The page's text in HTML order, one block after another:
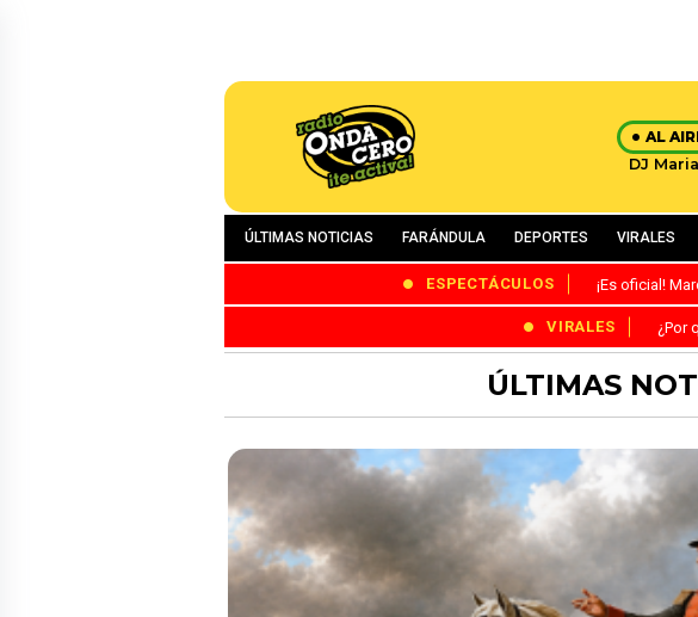
AL
DJ
ÚLTIMAS NOTICIAS FARÁNDULA DEPORTES VIRALES
ESPECTÁCULOS ¡Es oficial!
VIRALES ¿Por
ÚLTIMAS